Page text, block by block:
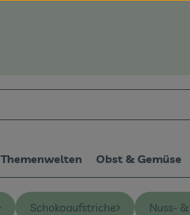
Themenwelten Obst & Gemüse
Schokoaufstriche Nuss-